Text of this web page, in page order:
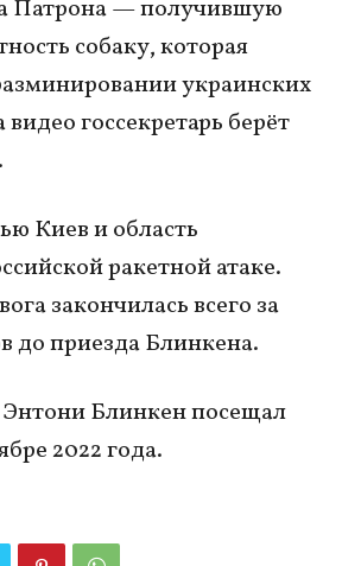
Патрона — получившую
собаку, которая
украинских
госсекретарь берёт
Киев и область
ракетной атаке.
закончилась всего за
до приезда Блинкена.
Блинкен посещал
2022 года.